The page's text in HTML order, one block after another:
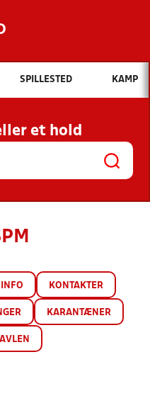
Hvad vil du søge efter?
OG NYHEDER
KLUBBER OG
SPILLESTED KAMP
et hold
KONTAKTER
KARANTÆNER